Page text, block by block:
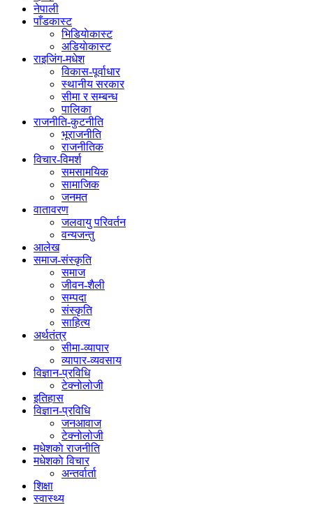
नेपाली
पाँडकास्ट
भिडियाेकास्ट
अडियाेकास्ट
राइजिंग-मधेश
विकास-पूर्वाधार
स्थानीय सरकार
सीमा र सम्बन्ध
पालिका
राजनीति-कुटनीति
भूराजनीति
राजनीतिक
विचार-विमर्श
समसामयिक
सामाजिक
जनमत
वातावरण
जलवायु परिवर्तन
वन्यजन्तु
आलेख
समाज-संस्कृति
समाज
जीवन-शैली
सम्पदा
संस्कृति
साहित्य
अर्थतंत्र
सीमा-व्यापार
व्यापार-व्यवसाय
विज्ञान-प्रविधि
टेक्नोलोजी
इतिहास
विज्ञान-प्रविधि
जनआवाज
टेक्नोलोजी
मधेशकाे राजनीति
मधेशकाे विचार
अन्तर्वार्ता
शिक्षा
स्वास्थ्य